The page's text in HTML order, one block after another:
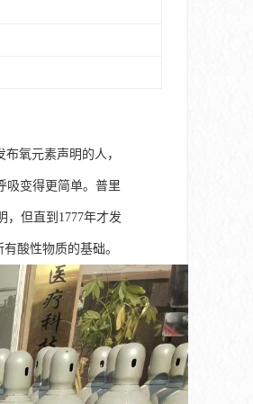
氧元素声明的人，
吸变得更简单。普里
，但直到1777年才发
酸性物质的基础。